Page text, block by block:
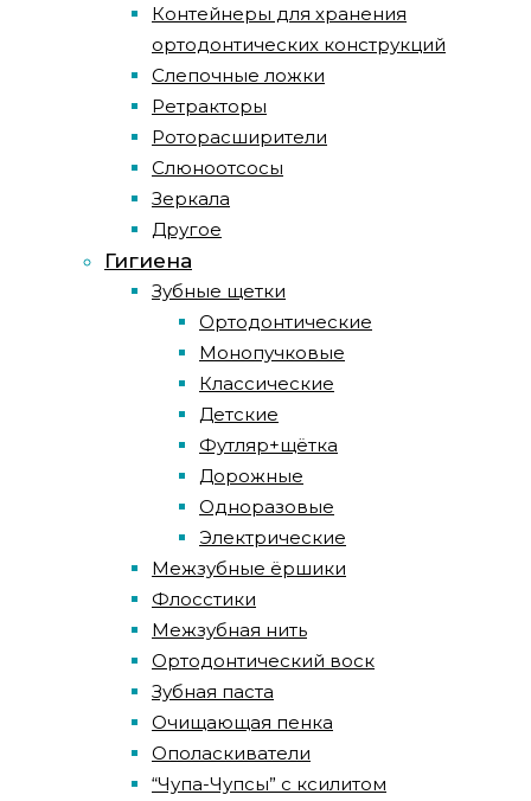
Контейнеры для хранения
ортодонтических конструкций
Слепочные ложки
Ретракторы
Роторасширители
Слюноотсосы
Зеркала
Другое
Гигиена
Зубные щетки
Ортодонтические
Монопучковые
Классические
Детские
Футляр+щётка
Дорожные
Одноразовые
Электрические
Межзубные ёршики
Флосстики
Межзубная нить
Ортодонтический воск
Зубная паста
Очищающая пенка
Ополаскиватели
“Чупа-Чупсы” с ксилитом